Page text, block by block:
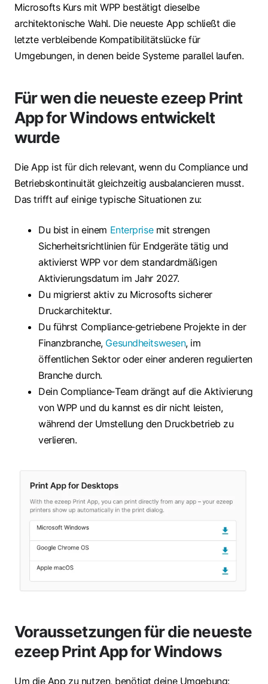
Microsofts Kurs mit WPP bestätigt dieselbe
architektonische Wahl. Die neueste App schließt die
letzte verbleibende Kompatibilitätslücke für
Umgebungen, in denen beide Systeme parallel laufen.
Für wen die neueste ezeep Print
App for Windows entwickelt
wurde
Die App ist für dich relevant, wenn du Compliance und
Betriebskontinuität gleichzeitig ausbalancieren musst.
Das trifft auf einige typische Situationen zu:
Du bist in einem Enterprisemit strengen
Sicherheitsrichtlinien für Endgeräte tätig und
aktivierst WPP vor dem standardmäßigen
Aktivierungsdatum im Jahr 2027.
Du migrierst aktiv zu Microsofts sicherer
Druckarchitektur.
Du führst Compliance‑getriebene Projekte in der
Finanzbranche, Gesundheitswesen, im
öffentlichen Sektor oder einer anderen regulierten
Branche durch.
Dein Compliance‑Team drängt auf die Aktivierung
von WPP und du kannst es dir nicht leisten,
während der Umstellung den Druckbetrieb zu
verlieren.
Voraussetzungen für die neueste
ezeep Print App for Windows
Um die App zu nutzen, benötigt deine Umgebung: